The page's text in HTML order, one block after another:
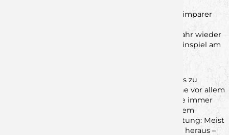
Die Ausgangslage ist dabei klar: Gewinnen die Rimparer
Dreifachturnhalle Rimpar, spielen sie nächstes Jahr wieder
in der Regionalliga. Durch einen 34:29 Sieg im Hinspiel am
Diese gilt es nun in Rimpar vor den eigenen Fans zu
verteidigen: Mit dem TSV Herrsching kommt eine vor allem
offensiv starke Mannschaft in das Wolfsrevier, die immer
wieder kreative Lösungen im Angriff findet. Zudem
bestechen die Gäste durch ihre Mannschaftsleistung: Meist
sticht kein einzelner Spieler in Sachen Torgefahr heraus –